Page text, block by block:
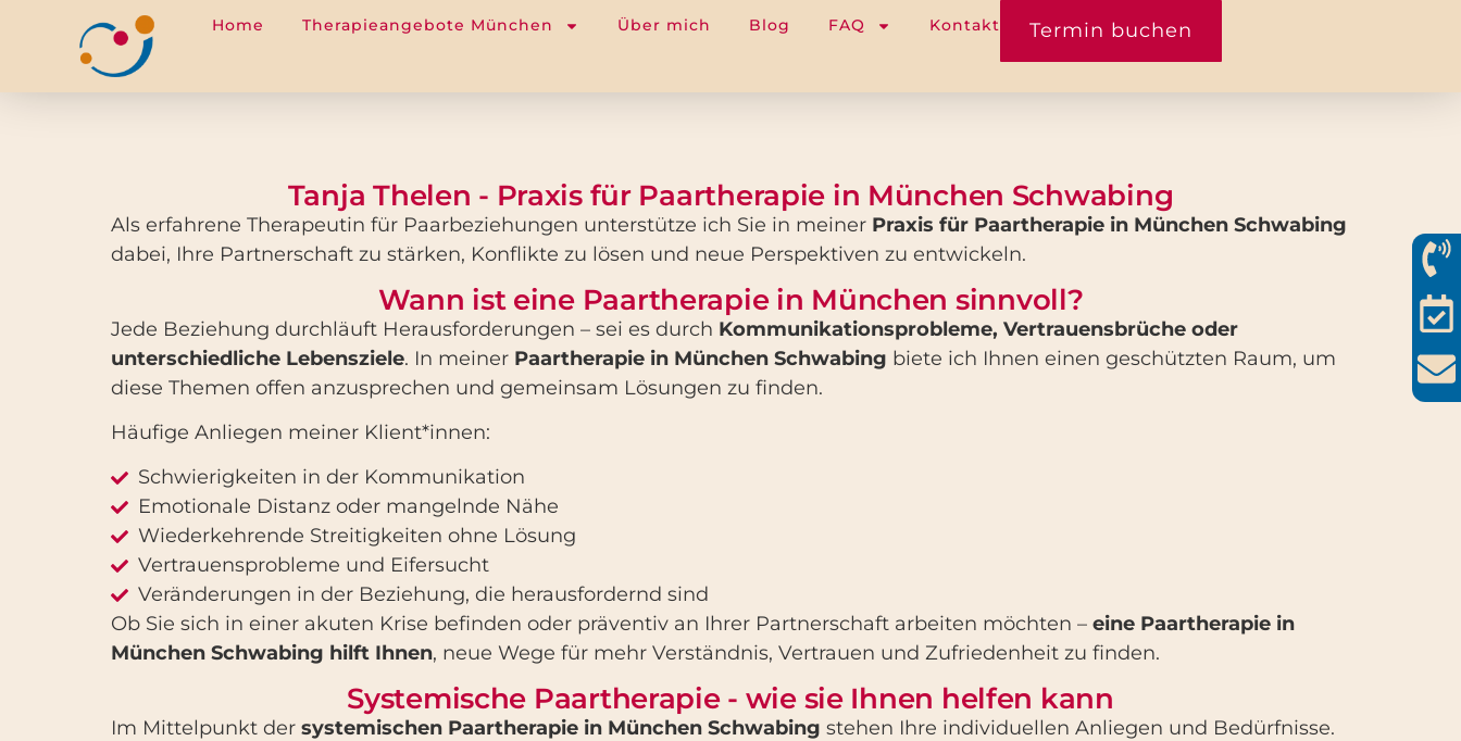
springen
Home Therapieangebote München Über mich Blog FAQ Kontakt Termin buchen
Tanja Thelen - Praxis für Paartherapie in München Schwabing
Als erfahrene Therapeutin für Paarbeziehungen unterstütze ich Sie in meiner Praxis für Paartherapie in München Schwabing
dabei, Ihre Partnerschaft zu stärken, Konflikte zu lösen und neue Perspektiven zu entwickeln.
Wann ist eine Paartherapie in München sinnvoll?
Jede Beziehung durchläuft Herausforderungen – sei es durch Kommunikationsprobleme, Vertrauensbrüche oder
unterschiedliche Lebensziele. In meiner Paartherapie in München Schwabing biete ich Ihnen einen geschützten Raum, um
diese Themen offen anzusprechen und gemeinsam Lösungen zu finden.
Häufige Anliegen meiner Klient*innen:
Schwierigkeiten in der Kommunikation
Emotionale Distanz oder mangelnde Nähe
Wiederkehrende Streitigkeiten ohne Lösung
Vertrauensprobleme und Eifersucht
Veränderungen in der Beziehung, die herausfordernd sind
Ob Sie sich in einer akuten Krise befinden oder präventiv an Ihrer Partnerschaft arbeiten möchten – eine Paartherapie in
München Schwabing hilft Ihnen, neue Wege für mehr Verständnis, Vertrauen und Zufriedenheit zu finden.
Systemische Paartherapie - wie sie Ihnen helfen kann
Im Mittelpunkt der systemischen Paartherapie in München Schwabing stehen Ihre individuellen Anliegen und Bedürfnisse.